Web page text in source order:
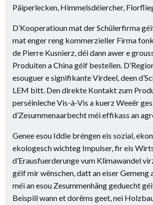
Päiperlecken, Himmelsdéiercher,
D’Kooperatioun mat der Schülerfirma
mat enger reng kommerzieller Firma
de Pierre Kusnierz, déi dann awer e
Produiten a China géif bestellen.
esouguer e signifikante Virdeel, deen
LEM bitt. Den direkte Kontakt zum
perséinleche Vis-à-Vis a kuerz Weeër
d’Zesummenaarbecht méi effikass an
Genee esou Iddie bréngen eis sozial,
ekologesch wichteg Impulser, fir eis
d’Erausfuerderunge vum Klimawandel
géif mir wënschen, datt an eiser Gemeng
méi an esou Zesummenhäng geduecht
Beispill wann et dorëms geet, nei